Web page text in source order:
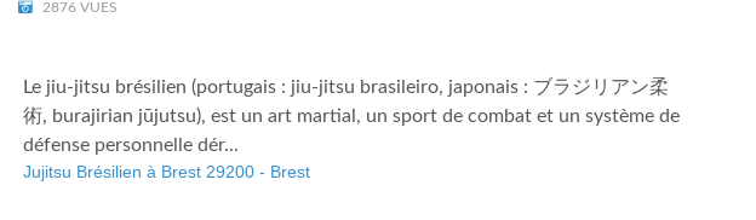
2876 VUES
Le jiu-jitsu brésilien (portugais : jiu-jitsu brasileiro, japonais : ブラジリアン柔
術, burajirian jūjutsu), est un art martial, un sport de combat et un système de
défense personnelle dér...
Jujitsu Brésilien à Brest 29200 - Brest